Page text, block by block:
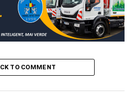
Vezi expozeurile preşedintelui
Ludovic Orban şi cele ale
Tătaru. Mesajele lor nu sunt
sperietură, teroare. Sunt
în ultimul său discurs. Dar
Frecţia uşoară, plăcută, înaine
Este şi asta o tehnică a luatului
TO COMMENT